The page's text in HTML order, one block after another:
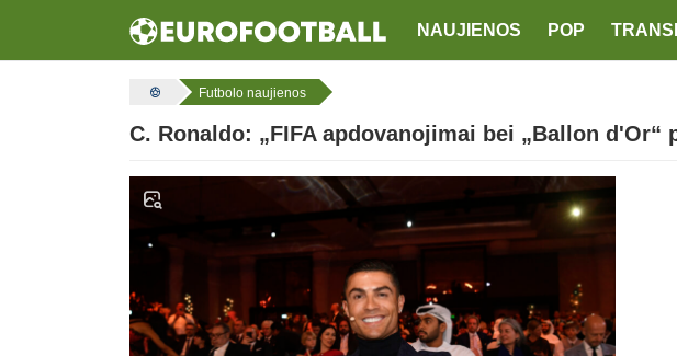
NAUJIENOS POP
Futbolo naujienos
C. Ronaldo: „FIFA apdovanojimai bei „Ballon d'Or“